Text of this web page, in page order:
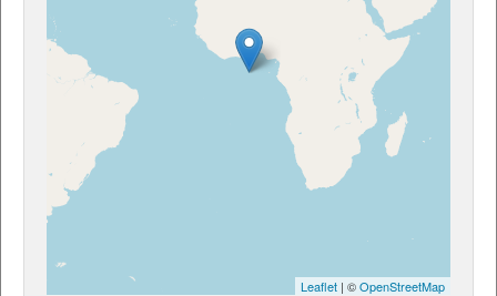
Leaflet | ©OpenStreetMap